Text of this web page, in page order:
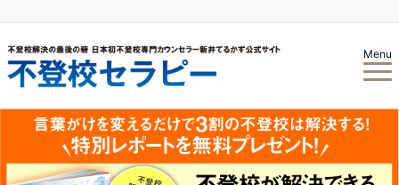
Menu